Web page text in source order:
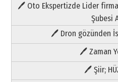
🖊 Oto Ekspertizde Lider
Şubesi
🖊 Dron gözünden
🖊 Zaman
🖊 Şiir;